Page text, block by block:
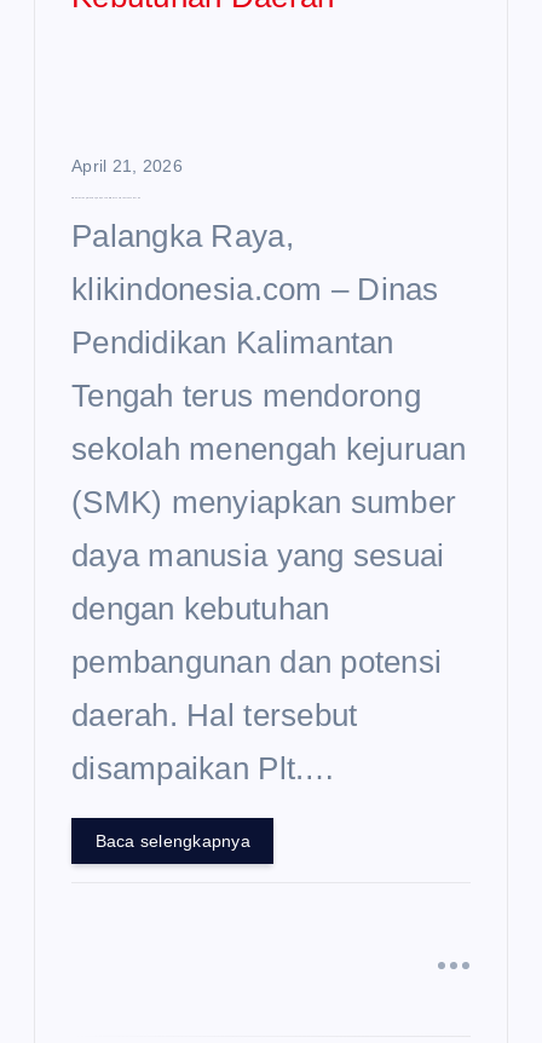
April 21, 2026
Palangka Raya,
klikindonesia.com – Dinas
Pendidikan Kalimantan
Tengah terus mendorong
sekolah menengah kejuruan
(SMK) menyiapkan sumber
daya manusia yang sesuai
dengan kebutuhan
pembangunan dan potensi
daerah. Hal tersebut
disampaikan Plt.…
Baca selengkapnya